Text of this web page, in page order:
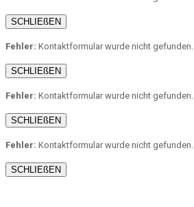
SCHLIEßEN
Fehler: Kontaktformular wurde nicht gefunden.
SCHLIEßEN
Fehler: Kontaktformular wurde nicht gefunden.
SCHLIEßEN
Fehler: Kontaktformular wurde nicht gefunden.
SCHLIEßEN